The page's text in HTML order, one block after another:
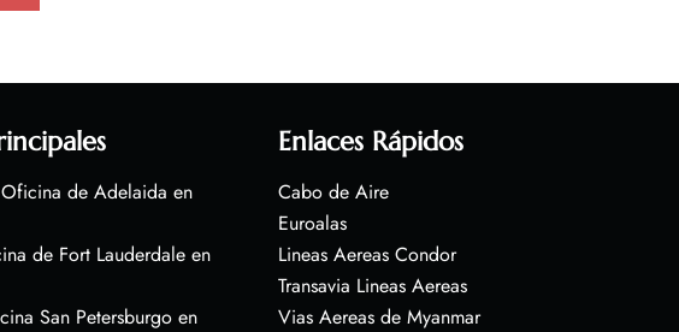
de Adelaida en
de Fort Lauderdale en
San Petersburgo en
Enlaces Rápidos
Cabo de Aire
Euroalas
Lineas Aereas Condor
Transavia Lineas Aereas
Vias Aereas de Myanmar